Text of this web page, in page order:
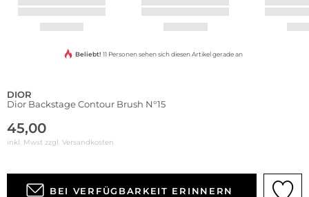
Beliebt! 11 Personen sehen sich diesen Artikel gerade an
DIOR
Dior Backstage Contour Brush N°15
45,00
inkl. Mwst zzgl. Versandkosten
BEI VERFÜGBARKEIT ERINNERN